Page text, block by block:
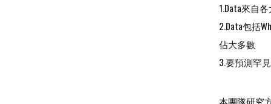
1.Data來自
2.Data包括
佔大多數
3.要預測罕
本團隊研究